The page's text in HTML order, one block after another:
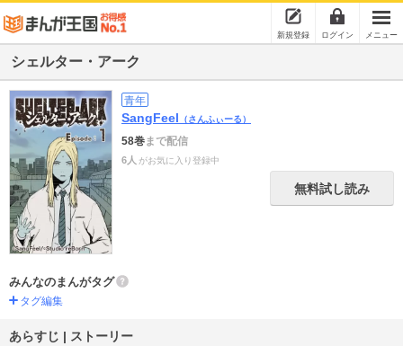
新規登録 ログイン メニュー
シェルター・アーク
青年
SangFeel （さんふぃーる）
58巻まで配信
6人 がお気に入り登録中
無料試し読み
みんなのまんがタグ
タグ編集
あらすじ | ストーリー